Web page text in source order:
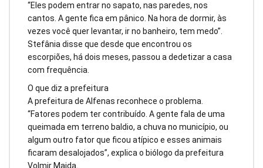
“Eles podem entrar no sapato, nas paredes, nos
cantos. A gente fica em pânico. Na hora de dormir, às
vezes você quer levantar, ir no banheiro, tem medo”.
Stefânia disse que desde que encontrou os
escorpiões, há dois meses, passou a dedetizar a casa
com frequência.
O que diz a prefeitura
A prefeitura de Alfenas reconhece o problema.
“Fatores podem ter contribuído. A gente fala de uma
queimada em terreno baldio, a chuva no município, ou
algum outro fator que ficou atípico e esses animais
ficaram desalojados”, explica o biólogo da prefeitura
Volmir Maida.